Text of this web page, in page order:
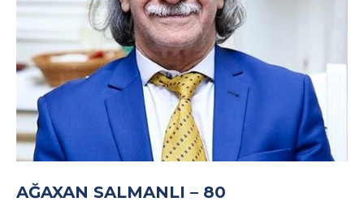
AĞAXAN SALMANLI – 80